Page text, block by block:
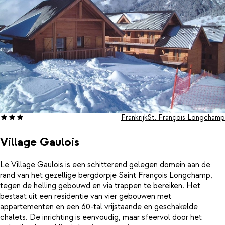
Village Gaulois
FrankrijkSt. François Longchamp
Le Village Gaulois is een schitterend gelegen domein aan de
rand van het gezellige bergdorpje Saint François Longchamp,
tegen de helling gebouwd en via trappen te bereiken. Het
bestaat uit een residentie van vier gebouwen met
appartementen en een 60-tal vrijstaande en geschakelde
chalets. De inrichting is eenvoudig, maar sfeervol door het